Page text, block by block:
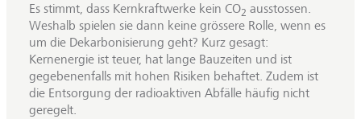
Es stimmt, dass Kernkraftwerke kein CO2 ausstossen.
Weshalb spielen sie dann keine grössere Rolle, wenn es
um die Dekarbonisierung geht? Kurz gesagt:
Kernenergie ist teuer, hat lange Bauzeiten und ist
gegebenenfalls mit hohen Risiken behaftet. Zudem ist
die Entsorgung der radioaktiven Abfälle häufig nicht
geregelt.